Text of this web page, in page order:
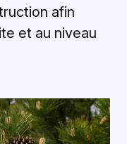
afin
et au niveau